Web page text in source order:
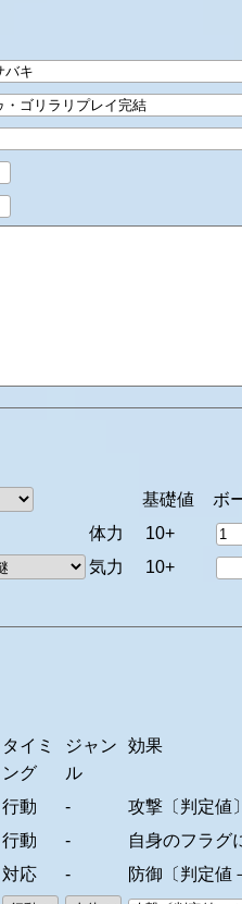
基礎値
ボ
体力
10+
気力
10+
タイミ
ング
ジャン
ル
効果
行動 -
攻撃〔判定値
行動 -
自身のフラグ
対応 - 防御〔判定値